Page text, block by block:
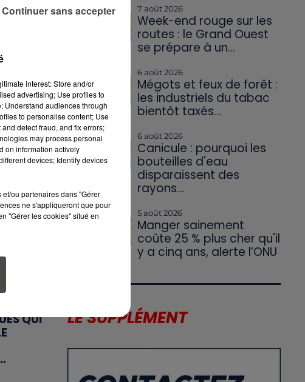
FEUX
QUI
7 août 2026
Week-end rouge sur les
routes : le Grand Ouest
se prépare à un...
6 août 2026
Mégots et feux de forêt :
les industriels du tabac
bientôt taxés...
6 août 2026
Canicule : pourquoi les
bouteilles d'eau
disparaissent des
rayons...
5 août 2026
Manger sainement
coûte 25 % plus cher qu'il
y a cinq ans, alerte l’ONU
LE SUPPLÉMENT
interest: Store and/or
advertising; Use profiles to
Understand audiences through
to personalise content; Use
detect fraud, and fix errors;
may process personal
on information actively
devices; Identify devices
ou partenaires dans "Gérer
ne s'appliqueront que pour
"Gérer les cookies" situé en
Continuer sans accepter